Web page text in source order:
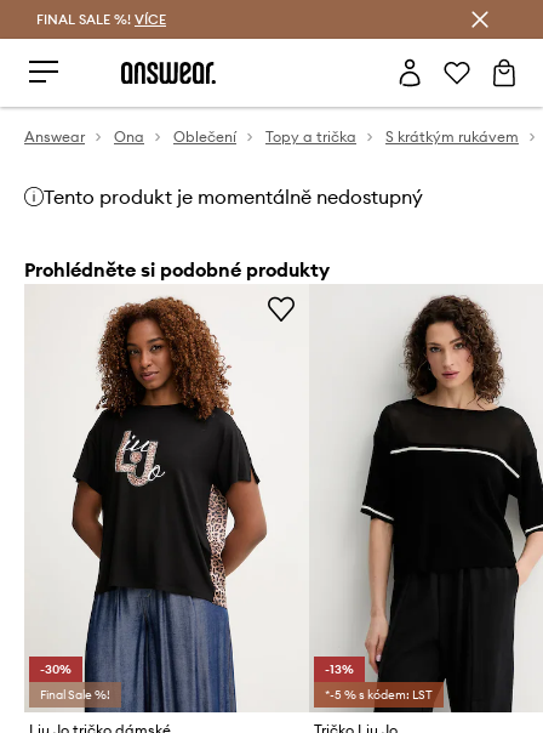
FINAL SALE %! VÍCE
Answear Ona Oblečení Topy a trička S krátkým rukávem
Tento produkt je momentálně nedostupný
Prohlédněte si podobné produkty
-30%
Final Sale %!
-13%
*-5 % s kódem: LST